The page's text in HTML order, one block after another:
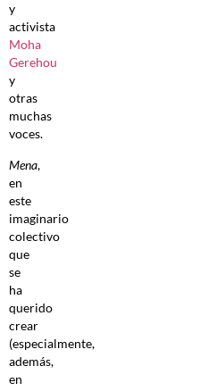
y
activista
Moha
Gerehou
y
otras
muchas
voces.
Mena,
en
este
imaginario
colectivo
que
se
ha
querido
crear
(especialmente,
además,
en